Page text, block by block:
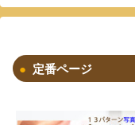
定番ページ